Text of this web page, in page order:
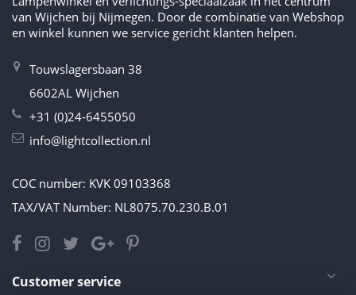
van Wijchen bij Nijmegen. Door de combinatie van Webshop
en winkel kunnen we service gericht klanten helpen.
Touwslagersbaan 38
6602AL Wijchen
+31 (0)24-6455050
info@lightcollection.nl
COC number: KVK 09103368
TAX/VAT Number: NL8075.70.230.B.01
Customer service